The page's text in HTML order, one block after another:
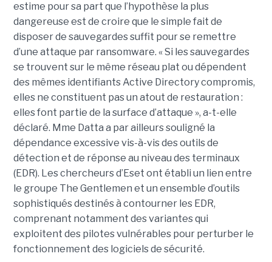
estime pour sa part que l’hypothèse la plus
dangereuse est de croire que le simple fait de
disposer de sauvegardes suffit pour se remettre
d’une attaque par ransomware. « Si les sauvegardes
se trouvent sur le même réseau plat ou dépendent
des mêmes identifiants Active Directory compromis,
elles ne constituent pas un atout de restauration :
elles font partie de la surface d’attaque », a-t-elle
déclaré. Mme Datta a par ailleurs souligné la
dépendance excessive vis-à-vis des outils de
détection et de réponse au niveau des terminaux
(EDR). Les chercheurs d’Eset ont établi un lien entre
le groupe The Gentlemen et un ensemble d’outils
sophistiqués destinés à contourner les EDR,
comprenant notamment des variantes qui
exploitent des pilotes vulnérables pour perturber le
fonctionnement des logiciels de sécurité.